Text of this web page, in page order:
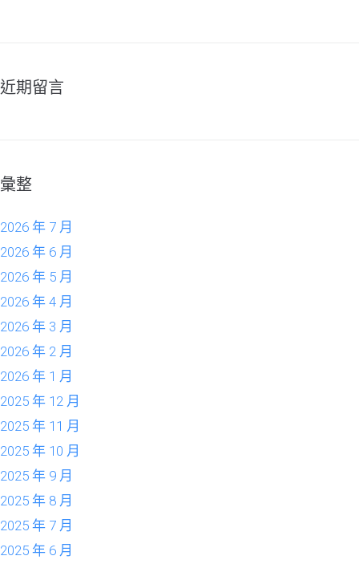
近期留言
彙整
2026 年 7 月
2026 年 6 月
2026 年 5 月
2026 年 4 月
2026 年 3 月
2026 年 2 月
2026 年 1 月
2025 年 12 月
2025 年 11 月
2025 年 10 月
2025 年 9 月
2025 年 8 月
2025 年 7 月
2025 年 6 月